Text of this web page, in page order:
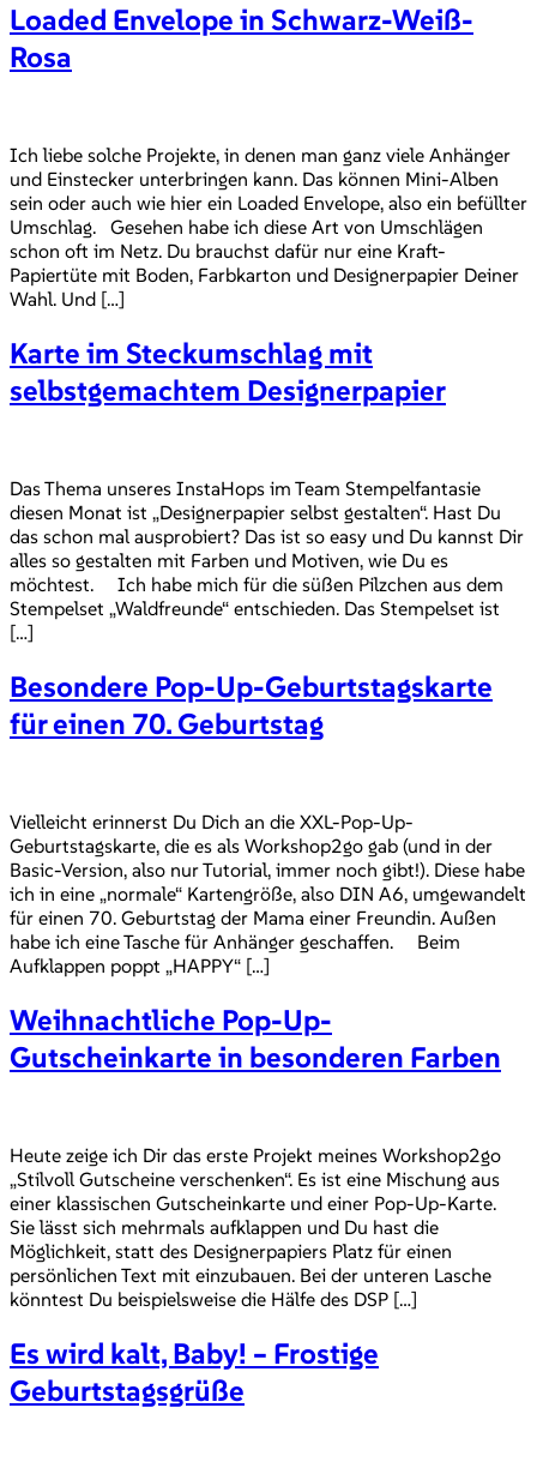
Loaded Envelope in Schwarz-Weiß-
Rosa
Ich liebe solche Projekte, in denen man ganz viele Anhänger
und Einstecker unterbringen kann. Das können Mini-Alben
sein oder auch wie hier ein Loaded Envelope, also ein befüllter
Umschlag. Gesehen habe ich diese Art von Umschlägen
schon oft im Netz. Du brauchst dafür nur eine Kraft-
Papiertüte mit Boden, Farbkarton und Designerpapier Deiner
Wahl. Und […]
Karte im Steckumschlag mit
selbstgemachtem Designerpapier
Das Thema unseres InstaHops im Team Stempelfantasie
diesen Monat ist „Designerpapier selbst gestalten“. Hast Du
das schon mal ausprobiert? Das ist so easy und Du kannst Dir
alles so gestalten mit Farben und Motiven, wie Du es
möchtest. Ich habe mich für die süßen Pilzchen aus dem
Stempelset „Waldfreunde“ entschieden. Das Stempelset ist
[…]
Besondere Pop-Up-Geburtstagskarte
für einen 70. Geburtstag
Vielleicht erinnerst Du Dich an die XXL-Pop-Up-
Geburtstagskarte, die es als Workshop2go gab (und in der
Basic-Version, also nur Tutorial, immer noch gibt!). Diese habe
ich in eine „normale“ Kartengröße, also DIN A6, umgewandelt
für einen 70. Geburtstag der Mama einer Freundin. Außen
habe ich eine Tasche für Anhänger geschaffen. Beim
Aufklappen poppt „HAPPY“ […]
Weihnachtliche Pop-Up-
Gutscheinkarte in besonderen Farben
Heute zeige ich Dir das erste Projekt meines Workshop2go
„Stilvoll Gutscheine verschenken“. Es ist eine Mischung aus
einer klassischen Gutscheinkarte und einer Pop-Up-Karte.
Sie lässt sich mehrmals aufklappen und Du hast die
Möglichkeit, statt des Designerpapiers Platz für einen
persönlichen Text mit einzubauen. Bei der unteren Lasche
könntest Du beispielsweise die Hälfe des DSP […]
Es wird kalt, Baby! – Frostige
Geburtstagsgrüße